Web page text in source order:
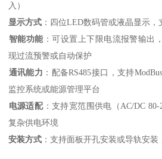
入）
显示方式 ：四位LED数码管或液晶显示
智能功能：可设置上下限电流报警输出
现过流预警或自动保护
通讯能力 ：配备RS485接口，支持
监控系统或能源管理平台
电源适配：支持宽范围供电（AC/DC
复杂供电环境
安装方式 ：支持面板开孔安装或导轨安